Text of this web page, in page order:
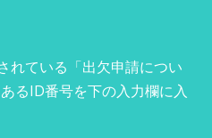
れている「出欠申請につい
るID番号を下の入力欄に入